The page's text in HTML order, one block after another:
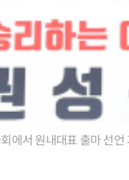
에서 원내대표 출마 선